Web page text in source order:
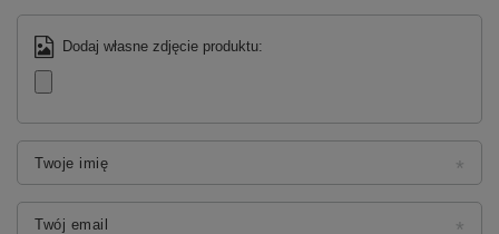
Dodaj własne zdjęcie produktu:
Twoje imię
Twój email